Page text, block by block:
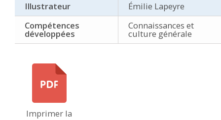
Illustrateur
Émilie Lapeyre
Compétences
développées
Connaissances et
culture générale
Imprimer la